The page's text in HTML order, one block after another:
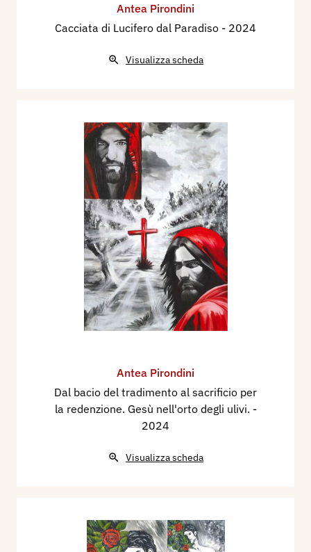
Antea Pirondini
Cacciata di Lucifero dal Paradiso - 2024
Visualizza scheda
Antea Pirondini
Dal bacio del tradimento al sacrificio per
la redenzione. Gesù nell'orto degli ulivi. -
2024
Visualizza scheda